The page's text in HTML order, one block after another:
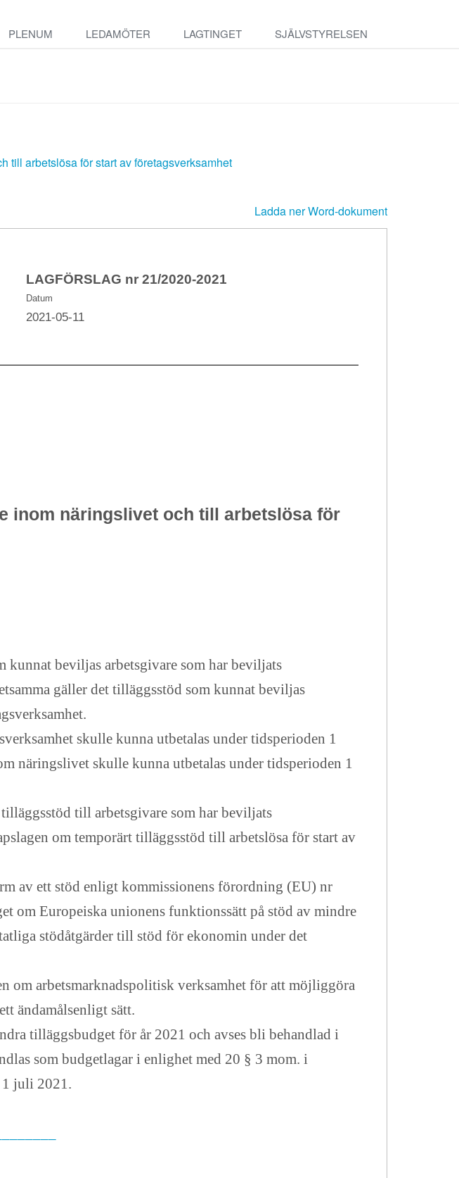
PLENUM LEDAMÖTER LAGTINGET SJÄLVSTYRELSEN
till arbetslösa för start av företagsverksamhet
Ladda ner Word-dokument
LAGFÖRSLAG nr 21/2020-2021
Datum
2021-05-11
inom näringslivet och till arbetslösa för
kunnat beviljas arbetsgivare som har beviljats
gäller det tilläggsstöd som kunnat beviljas
skulle kunna utbetalas under tidsperioden 1
näringslivet skulle kunna utbetalas under tidsperioden 1
till arbetsgivare som har beviljats
om temporärt tilläggsstöd till arbetslösa för start av
av ett stöd enligt kommissionens förordning (EU) nr
om Europeiska unionens funktionssätt på stöd av mindre
stödåtgärder till stöd för ekonomin under det
om arbetsmarknadspolitisk verksamhet för att möjliggöra
ändamålsenligt sätt.
tilläggsbudget för år 2021 och avses bli behandlad i
som budgetlagar i enlighet med 20 § 3 mom. i
1 juli 2021.